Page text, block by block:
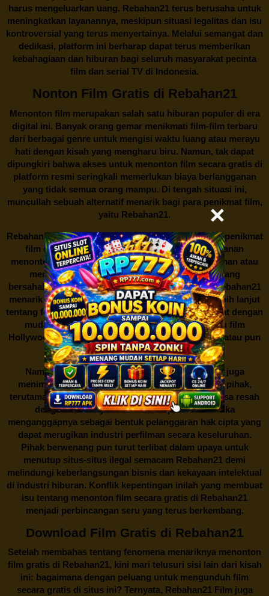
harus mengeluarkan uang. Rebahan21terus berusaha untuk
meningkatkan layanannya, meskipun situasi legalitas dan isu
kontroversial yang terus menyertainya. Melalui semangat dan
dedikasi, platform ini berharap dapat terus memberikan
kebahagiaan dan hiburan bagi seluruh masyarakat pecinta
film dan serial TV di Indonesia.
Nonton Film Gratis di Rebahan21
Menonton film merupakan salah satu hiburan populer di era
digital ini. Banyak orang gemar menikmati film-film terbaru
dari berbagai genre untuk mengisi waktu luang atau merayu
hati dengan kisah yang mengharu biru. Namun, tak dapat
dipungkiri bahwa akses untuk menonton film secara gratis di
platform resmi seringkali memerlukan biaya berlangganan
yang tidak semua orang mampu. Di tengah situasi ini,
muncullah sebuah alternatif menarik bagi para penikmat film,
yaitu Rebahan21.
Rebahan21menjadi bualan hangat di kalangan para penikmat
film di Indonesia. Situs web ini menawarkan layanan
menonton film secara gratis tanpa perlu berlangganan atau
membayar biaya tertentu. Dengan antarmuka yang
bersahabat dan koleksi film yang cukup lengkap,Rebahan21
menarik minat banyak orang untuk mencari tahu lebih lanjut
tentang fenomena ini. Sebagai pengguna, Anda dapat dengan
mudah mencari film yang ingin ditonton, baik itu film
Hollywood terbaru, drama Korea yang sedang hits, atau pun
produksi film lokal dengan kualitas terbaik.
Namun, seperti halnya cerita manis, Rebahan21juga
menimbulkan kontroversi di industri film. Banyak pihak,
terutama produsen film dan pemilik hak cipta, merasa resah
dengan maraknya situs-situs seperti ini. Mereka
menganggapnya sebagai bentuk pelanggaran hak cipta yang
dapat merugikan industri perfilman secara keseluruhan.
Pihak berwenang pun turut terlibat dalam upaya untuk
menutup situs-situs ilegal semacam Rebahan21 demi
melindungi keberlangsungan bisnis dan kekayaan intelektual
di industri hiburan. Konflik kepentingan inilah yang membuat
isu tentang menonton film secara gratis di Rebahan21
menjadi perbincangan seru yang terus berkembang.
Download Film Gratis di Rebahan21
Setelah membahas tentang fenomena menariknya menonton
film gratis di Rebahan21, kini mari telusuri sisi lain dari kisah
ini: bagaimana dengan peluang untuk mengunduh film
secara gratis di situs ini? Ternyata, Rebahan21 Film juga